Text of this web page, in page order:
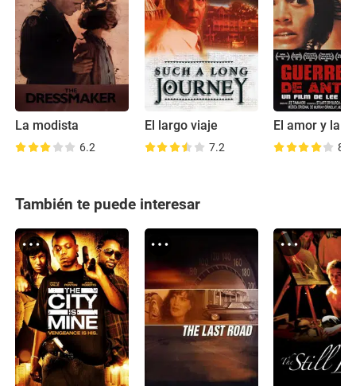
La modista
6.2
El largo viaje
7.2
El amor y la
8.2
También te puede interesar